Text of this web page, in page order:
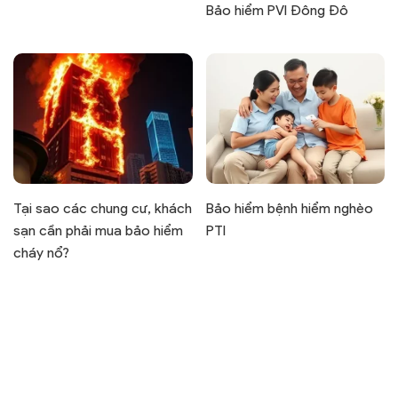
Bảo hiểm PVI Đông Đô
Tại sao các chung cư, khách
sạn cần phải mua bảo hiểm
cháy nổ?
Bảo hiểm bệnh hiểm nghèo
PTI